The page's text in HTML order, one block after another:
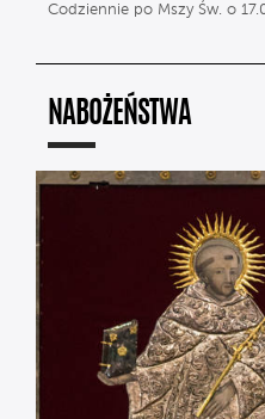
Codziennie po Mszy Św. o
NABOŻEŃSTWA